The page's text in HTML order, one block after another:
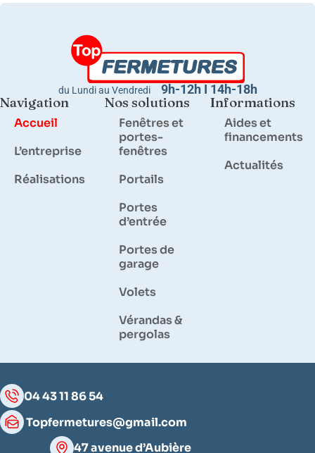
du Lundi au Vendredi 9h-12h I 14h-18h
Navigation
Accueil
L’entreprise
Réalisations
Nos solutions
Fenêtres et
portes-
fenêtres
Portails
Portes
d’entrée
Portes de
garage
Volets
Vérandas &
pergolas
Informations
Aides et
financements
Actualités
04 43 11 86 54
Topfermetures@gmail.com
47 avenue d’Aubière